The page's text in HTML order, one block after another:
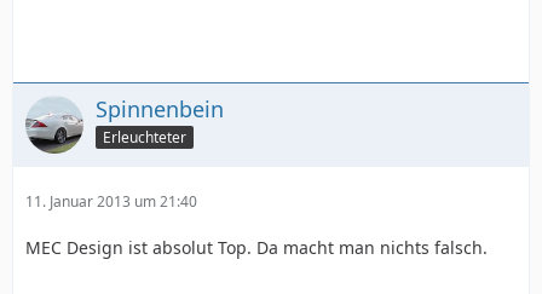
Spinnenbein
Erleuchteter
11. Januar 2013 um 21:40
MEC Design ist absolut Top. Da macht man nichts falsch.